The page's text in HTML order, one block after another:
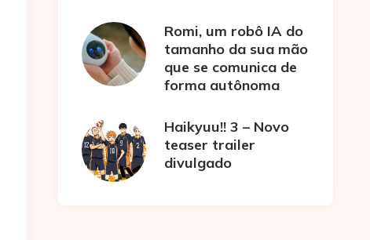
Romi, um robô IA do
tamanho da sua mão
que se comunica de
forma autônoma
Haikyuu!! 3 – Novo
teaser trailer
divulgado